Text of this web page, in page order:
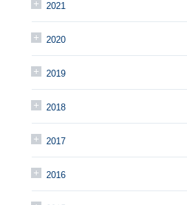
2021
2020
2019
2018
2017
2016